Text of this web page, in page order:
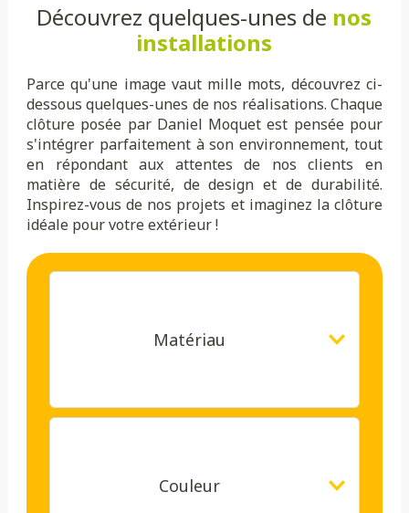
Découvrez quelques-unes de nos
installations
Parce qu'une image vaut mille mots, découvrez ci-
dessous quelques-unes de nos réalisations. Chaque
clôture posée par Daniel Moquet est pensée pour
s'intégrer parfaitement à son environnement, tout
en répondant aux attentes de nos clients en
matière de sécurité, de design et de durabilité.
Inspirez-vous de nos projets et imaginez la clôture
idéale pour votre extérieur !
Matériau
Couleur